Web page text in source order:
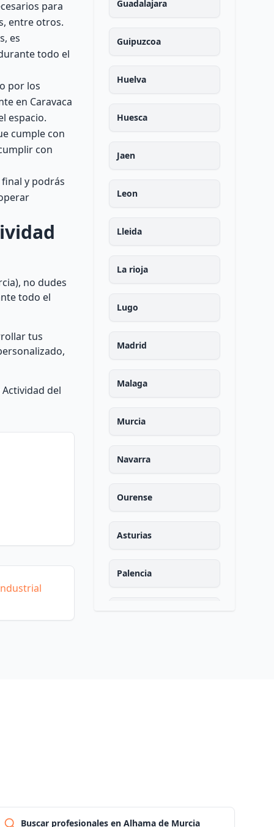
para
entre otros.
es
todo el
por los
en Caravaca
espacio.
cumple con
con
y podrás
no dudes
todo el
tus
del
Guadalajara
Guipuzcoa
Huelva
Huesca
Jaen
Leon
Lleida
La rioja
Lugo
Madrid
Malaga
Murcia
Navarra
Ourense
Asturias
Palencia
Buscar profesionales en Alhama de Murcia